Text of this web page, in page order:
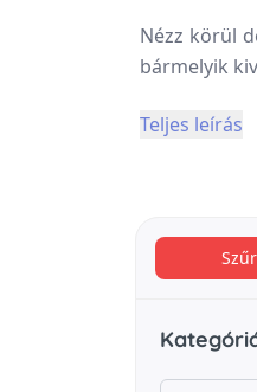
Nézz körül
bármelyik
Teljes leírás